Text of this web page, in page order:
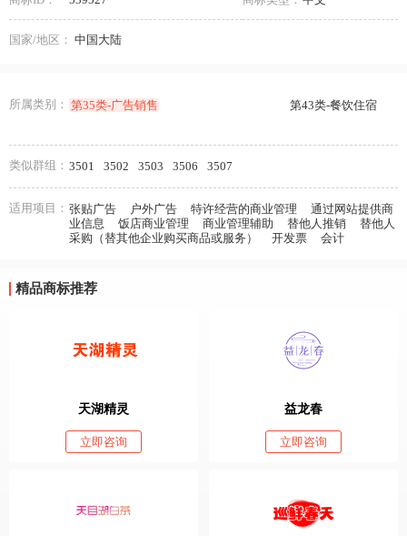
国家/地区： 中国大陆
所属类别： 第35类-广告销售 第43类-餐饮住宿
类似群组： 3501 3502 3503 3506 3507
适用项目： 张贴广告 户外广告 特许经营的商业管理
通过网站提供商
业信息
饭店商业管理 商业管理辅助 替他人推销
替他人
采购（替其他企业购买商品或服务）
开发票 会计
精品商标推荐
天湖精灵
立即咨询
益龙春
立即咨询